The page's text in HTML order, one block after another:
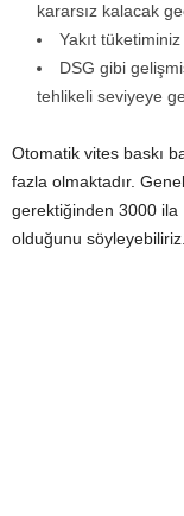
kararsız kalacak
Yakıt
DSG gibi
tehlikeli seviyeye
Otomatik vites baskı
fazla olmaktadır.
gerektiğinden 3000 ila
olduğunu söyleyebiliriz.